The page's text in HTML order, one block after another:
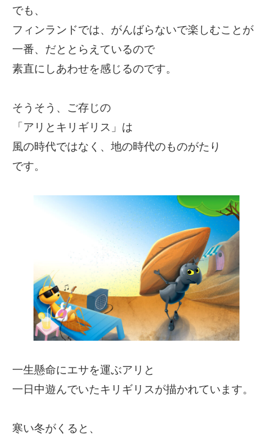
でも、
フィンランドでは、がんばらないで楽しむことが
一番、だととらえているので
素直にしあわせを感じるのです。
そうそう、ご存じの
「アリとキリギリス」は
風の時代ではなく、地の時代のものがたり
です。
一生懸命にエサを運ぶアリと
一日中遊んでいたキリギリスが描かれています。
寒い冬がくると、